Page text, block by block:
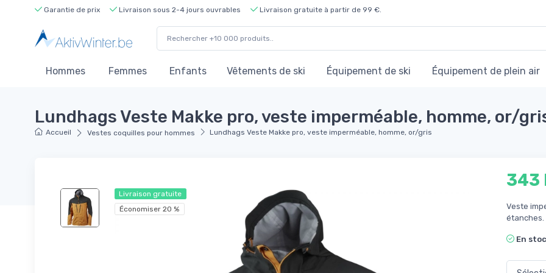
Garantie de prix Livraison sous 2-4 jours ouvrables Livraison gratuite à partir de 99 €.
Hommes Femmes Enfants Vêtements de ski Équipement de ski Équipement de plein air
Lundhags Veste Makke pro, veste imperméable, homme, or/
Accueil Vestes coquilles pour hommes Lundhags Veste Makke pro, veste imperméable, homme, or/gris
Livraison gratuite
Économiser 20 %
343
Veste
étanches.
En